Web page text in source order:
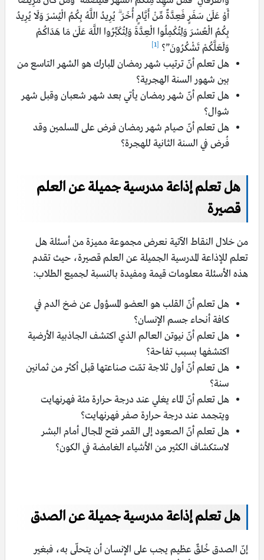
أَوْ عَلَىٰ سَفَرٍ فَعِدَّةٌ مِّنْ أَيَّامٍ أُخَرَ ۗ يُرِيدُ اللَّهُ بِكُمُ الْيُسْرَ وَلَا يُرِيدُ
بِكُمُ الْعُسْرَ وَلِتُكْمِلُوا الْعِدَّةَ وَلِتُكَبِّرُوا اللَّهَ عَلَىٰ مَا هَدَاكُمْ
وَلَعَلَّكُمْ تَشْكُرُونَ”؟ [1]
هل تعلم أنّ ترتيب شهر رمضان المبارك هو الشهر التاسع من
بين شهور السنة الهجرية؟
هل تعلم أنّ شهر رمضان يأتي بعد شهر شعبان وقبل شهر
شوال؟
هل تعلم أنّ صيام شهر رمضان فرض على المسلمين وقد
فُرض في السنة الثانية للهجرة؟
هل تعلم إذاعة مدرسية جميلة عن العلم
قصيرة
من خلال النقاط الآتية نعرض مجموعة مميزة من أسئلة هل
تعلم للإذاعة المدرسية الجميلة عن العلم قصيرة، حيث تقدم
هذه الأسئلة معلومات قيمة ومفيدة بالنسبة لجميع الطلاب:
هل تعلم أنّ القلب هو العضو المسؤول عن ضخ الدم في
كافة أنحاء جسم الإنسان؟
هل تعلم أنّ نيوتن العالم الذي اكتشف الجاذبية الأرضية
اكتشفها بسبب تفاحة؟
هل تعلم أنّ أول ثلاجة تمّت صناعتها قبل أكثر من ثمانين
سنة؟
هل تعلم أنّ الماء يغلي عند درجة حرارة مئة فهرنهايت
ويتجمد عند درجة حرارة صفر فهرنهايت؟
هل تعلم أنّ الصعود إلى القمر فتح المجال أمام البشر
لاستكشاف الكثير من الأشياء الغامضة في الكون؟
هل تعلم إذاعة مدرسية جميلة عن الصدق
إنّ الصدق خُلقٌ عظيم يجب على الإنسان أن يتحلّى به، فبغير